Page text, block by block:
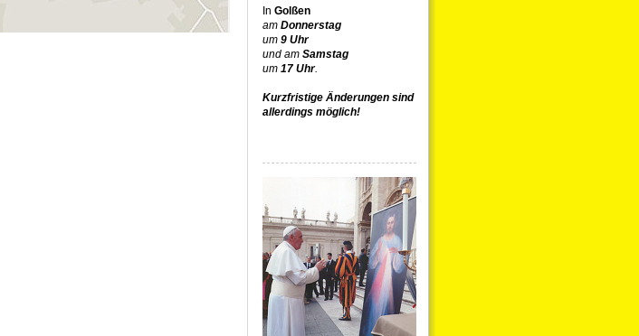
In Golßen
am Donnerstag
um 9 Uhr
und am Samstag
um 17 Uhr.
Kurzfristige Änderungen sind
allerdings möglich!